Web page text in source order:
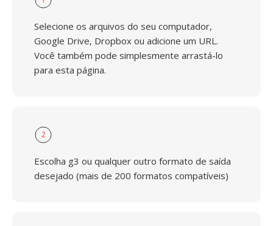
Selecione os arquivos do seu computador,
Google Drive, Dropbox ou adicione um URL.
Você também pode simplesmente arrastá-lo
para esta página.
2
Escolha g3 ou qualquer outro formato de saída
desejado (mais de 200 formatos compatíveis)